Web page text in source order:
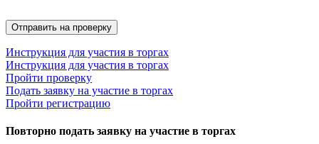
Инструкция для участия в торгах
Инструкция для участия в торгах
Пройти проверку
Подать заявку на участие в торгах
Пройти регистрацию
Повторно подать заявку на участие в торгах